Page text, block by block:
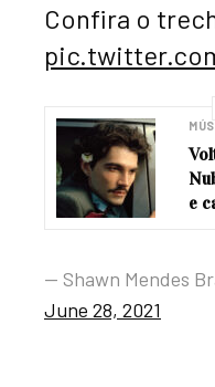
Confira o
e
— Shawn Mendes
June 28, 2021